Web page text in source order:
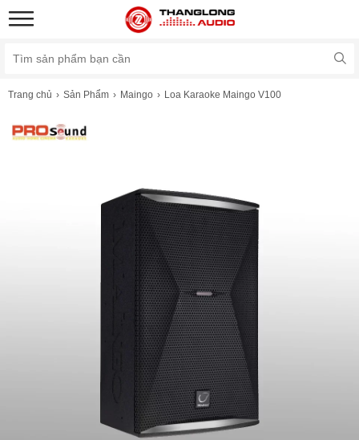
Trang chủ Sản Phẩm Maingo Loa Karaoke Maingo V100